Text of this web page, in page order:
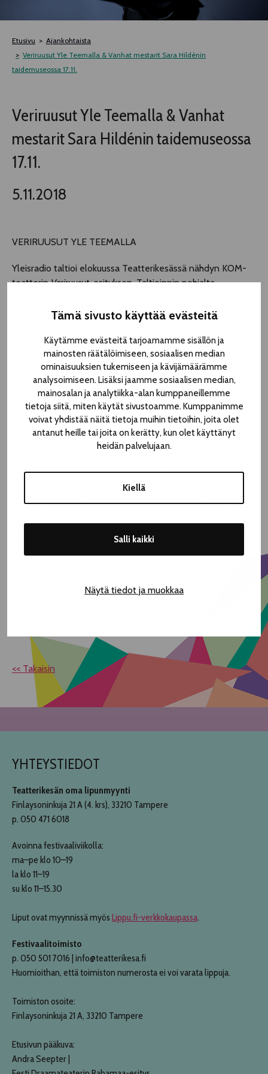
Tämä sivusto käyttää evästeitä
Käytämme evästeitä tarjoamamme sisällön ja
mainosten räätälöimiseen, sosiaalisen median
ominaisuuksien tukemiseen ja kävijämäärämme
analysoimiseen. Lisäksi jaamme sosiaalisen median,
mainosalan ja analytiikka-alan kumppaneillemme
tietoja siitä, miten käytät sivustoamme. Kumppanimme
voivat yhdistää näitä tietoja muihin tietoihin, joita olet
antanut heille tai joita on kerätty, kun olet käyttänyt
heidän palvelujaan.
Kiellä
Salli kaikki
Näytä tiedot ja muokkaa
TELTTALAB
OFF TAMPERE
MUU OHJELMISTO
Etusivu
Ajankohtaista
Veriruusut Yle Teemalla & Vanhat mestarit Sara Hildénin
taidemuseossa 17.11.
Veriruusut Yle Teemalla & Vanhat
mestarit Sara Hildénin taidemuseossa
17.11.
5.11.2018
VERIRUUSUT YLE TEEMALLA
Yleisradio taltioi elokuussa Teatterikesässä nähdyn KOM-
teatterinVeriruusut-esityksen. Taltioinnin pohjalta
Fem -kanavalla klo 20.00.
Samana päivänä klo 15.00 & klo 22.10 esitetään myös
dokumentti "Veriruusut – Vaieta ei voi". Se kertoo KOM-
teatterin ja Veriruusut-työryhmän matkasta Tampereelle,
jossa tavataan myös kirjailija Anneli Kanto. Dokumentti
valottaa myös, mitä tapahtuu kulissien takana ennen
esitystä.
Lue lisää
HILDÉNIN TAIDEMUSEOON
Jos Kansallisteatterin loistavaVanhat mestarit-esitys jäi
Teoksesta nähdään kaksi näytäntöä klo 15.00 & 18.00.
<< Takaisin
YHTEYSTIEDOT
Teatterikesän oma lipunmyynti
Finlaysoninkuja 21 A (4. krs), 33210 Tampere
p. 050 471 6018
Avoinna festivaaliviikolla:
ma–pe klo 10–19
la klo 11–19
su klo 11–15.30
Liput ovat myynnissä myös Lippu.fi-verkkokaupassa.
Festivaalitoimisto
p. 050 501 7016 | info@teatterikesa.fi
Huomioithan, että toimiston numerosta ei voi varata lippuja.
Toimiston osoite:
Finlaysoninkuja 21 A, 33210 Tampere
Etusivun pääkuva:
Andra Seepter |